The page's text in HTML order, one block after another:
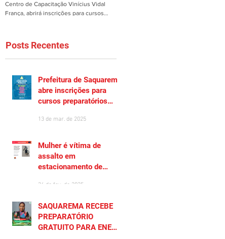
Centro de Capacitação Vinícius Vidal
França, abrirá inscrições para cursos
Posts Recentes
Prefeitura de Saquarema
abre inscrições para
cursos preparatórios
13 de mar. de 2025
Mulher é vítima de
assalto em
estacionamento de
26 de fev. de 2025
SAQUAREMA RECEBE
PREPARATÓRIO
GRATUITO PARA ENEM